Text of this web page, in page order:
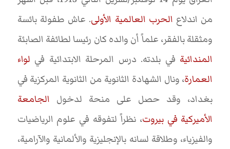
من اندلاع الحرب العالمية الأولى. عاش طفولة بائسة
ومثقلة بالفقر، علماً أن والده كان رئيسا لطائفة الصابئة
المندائية في بلدته. درس المرحلة الابتدائية في لواء
العمارة، ونال الشهادة الثانوية من الثانوية المركزية في
بغداد، وقد حصل على منحة لدخول الجامعة
الأميركية في بيروت، نظراً لتفوقه في علوم الرياضيات
والفيزياء، وطلاقة لسانه بالإنجليزية والألمانية والآرامية،